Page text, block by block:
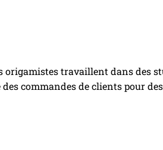
travaillent dans des
commandes de clients pour